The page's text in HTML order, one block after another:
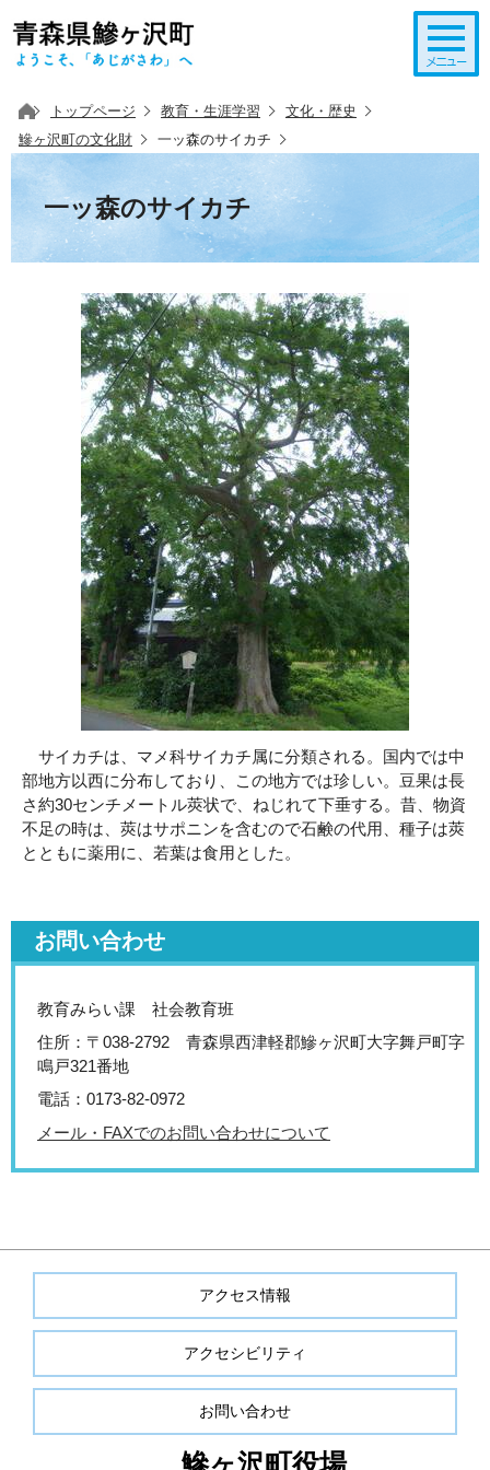
トップページ 教育・生涯学習
文化・歴史
鰺ヶ沢町の文化財
一ッ森のサイカチ
一ッ森のサイカチ
サイカチは、マメ科サイカチ属に分類される。国内では中
部地方以西に分布しており、この地方では珍しい。豆果は長
さ約30センチメートル莢状で、ねじれて下垂する。昔、物資
不足の時は、莢はサポニンを含むので石鹸の代用、種子は莢
とともに薬用に、若葉は食用とした。
お問い合わせ
教育みらい課 社会教育班
住所：〒038-2792 青森県西津軽郡鰺ヶ沢町大字舞戸町字
鳴戸321番地
電話：0173-82-0972
メール・FAXでのお問い合わせについて
アクセス情報
アクセシビリティ
お問い合わせ
鰺ヶ沢町役場